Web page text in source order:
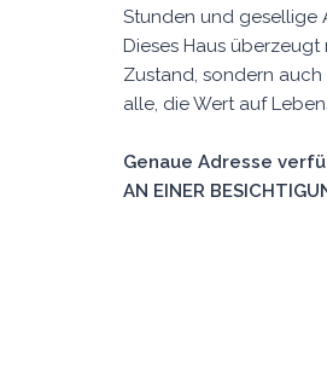
Stunden und gesellige
Dieses Haus
Zustand, sondern
alle, die Wert auf
Genaue Adresse
AN EINER